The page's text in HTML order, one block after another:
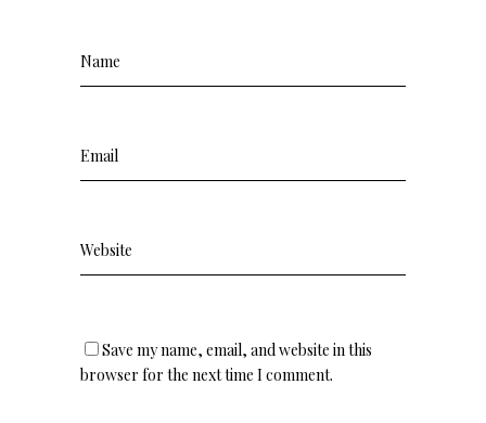
Save my name, email, and website in this
browser for the next time I comment.